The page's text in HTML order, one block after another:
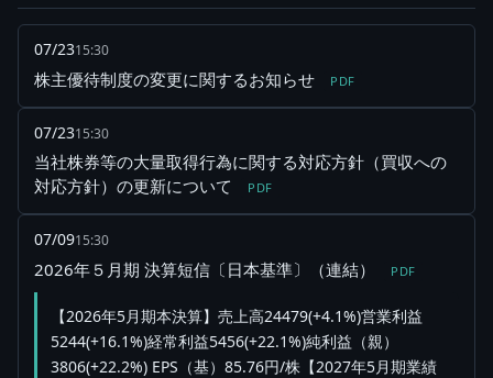
07/2315:30
株主優待制度の変更に関するお知らせ PDF
07/2315:30
当社株券等の大量取得行為に関する対応方針（買収への
対応方針）の更新について
PDF
07/0915:30
2026年５月期 決算短信〔日本基準〕（連結） PDF
【2026年5月期本決算】売上高24479(+4.1%)営業利益
5244(+16.1%)経常利益5456(+22.1%)純利益（親）
3806(+22.2%) EPS（基）85.76円/株【2027年5月期業績